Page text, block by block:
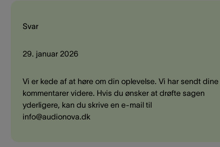
Svar
29. januar 2026
Vi er kede af at høre om din oplevelse. Vi har sendt dine
kommentarer videre. Hvis du ønsker at drøfte sagen
yderligere, kan du skrive en e-mail til
info@audionova.dk